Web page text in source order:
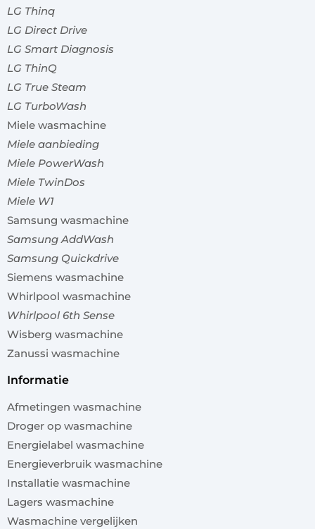
LG Thinq
LG Direct Drive
LG Smart Diagnosis
LG ThinQ
LG True Steam
LG TurboWash
Miele wasmachine
Miele aanbieding
Miele PowerWash
Miele TwinDos
Miele W1
Samsung wasmachine
Samsung AddWash
Samsung Quickdrive
Siemens wasmachine
Whirlpool wasmachine
Whirlpool 6th Sense
Wisberg wasmachine
Zanussi wasmachine
informatie
Afmetingen wasmachine
Droger op wasmachine
Energielabel wasmachine
Energieverbruik wasmachine
Installatie wasmachine
Lagers wasmachine
Wasmachine vergelijken